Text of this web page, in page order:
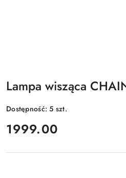
Lampa wisząca
Dostępność:5 szt.
cena:
1999.00